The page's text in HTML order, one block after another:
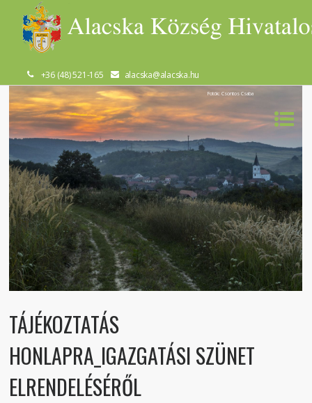
+36 (48) 521-165 alacska@alacska.hu
Fotók: Csontos Csaba
TÁJÉKOZTATÁS
HONLAPRA_IGAZGATÁSI SZÜNET
ELRENDELÉSÉRŐL